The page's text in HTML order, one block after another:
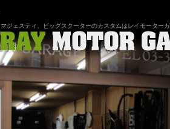
マジェスティ、ビッグスクーターのカスタムはレイモーター